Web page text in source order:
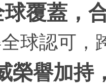
覆蓋，
球認可，
榮譽加持